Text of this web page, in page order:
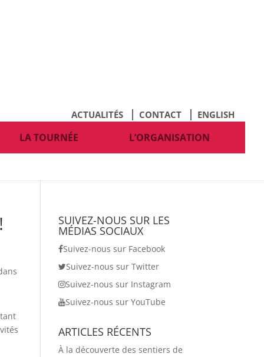
ACTUALITÉS CONTACT ENGLISH
LA TOURNÉE L’ORGANISATION
SUIVEZ-NOUS SUR LES
MÉDIAS SOCIAUX
Suivez-nous sur Facebook
Suivez-nous sur Twitter
Suivez-nous sur Instagram
Suivez-nous sur YouTube
ARTICLES RÉCENTS
À la découverte des sentiers de